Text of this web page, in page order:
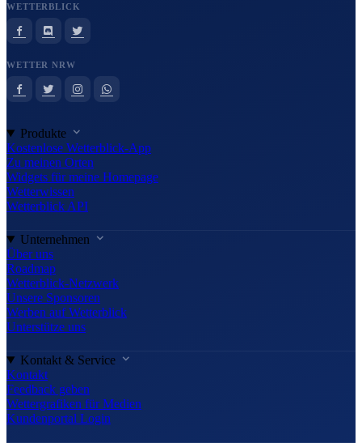
WETTERBLICK
WETTER NRW
Produkte
Kostenlose Wetterblick-App
Zu meinen Orten
Widgets für meine Homepage
Wetterwissen
Wetterblick API
Unternehmen
Über uns
Roadmap
Wetterblick-Netzwerk
Unsere Sponsoren
Werben auf Wetterblick
Unterstütze uns
Kontakt & Service
Kontakt
Feedback geben
Wettergrafiken für Medien
Kundenportal Login